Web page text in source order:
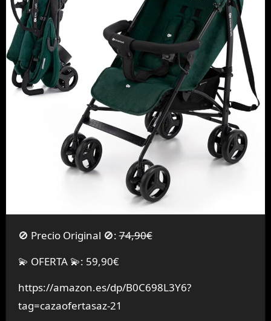
🚫 Precio Original 🚫:74,90€
💫 OFERTA 💫: 59,90€
https://amazon.es/dp/B0C698L3Y6?
tag=cazaofertasaz-21